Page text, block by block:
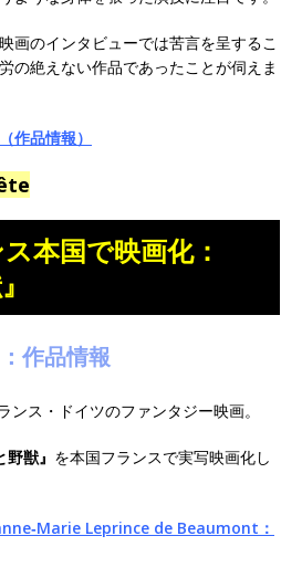
画のインタビューでは苦言を呈するこ
の絶えない作品であったことが伺えま
作品情報）
本国で映画化：
作品情報
ス・ドイツのファンタジー映画。
獣』 を本国フランスで実写映画化し
Leprince de Beaumont：